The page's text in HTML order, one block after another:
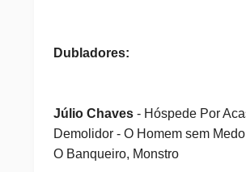
Dubladores:
Júlio Chaves- Hóspede Por
Demolidor - O Homem sem
O Banqueiro, Monstro